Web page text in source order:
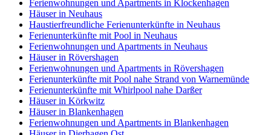
Ferienwohnungen und Apartments in Klockenhagen
Häuser in Neuhaus
Haustierfreundliche Ferienunterkünfte in Neuhaus
Ferienunterkünfte mit Pool in Neuhaus
Ferienwohnungen und Apartments in Neuhaus
Häuser in Rövershagen
Ferienwohnungen und Apartments in Rövershagen
Ferienunterkünfte mit Pool nahe Strand von Warnemünde
Ferienunterkünfte mit Whirlpool nahe Darßer
Häuser in Körkwitz
Häuser in Blankenhagen
Ferienwohnungen und Apartments in Blankenhagen